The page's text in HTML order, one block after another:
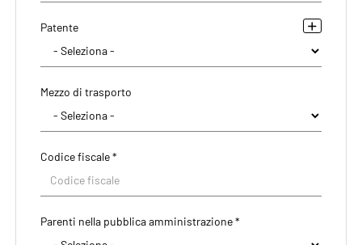
Patente
Mezzo di trasporto
Codice fiscale *
Parenti nella pubblica amministrazione *